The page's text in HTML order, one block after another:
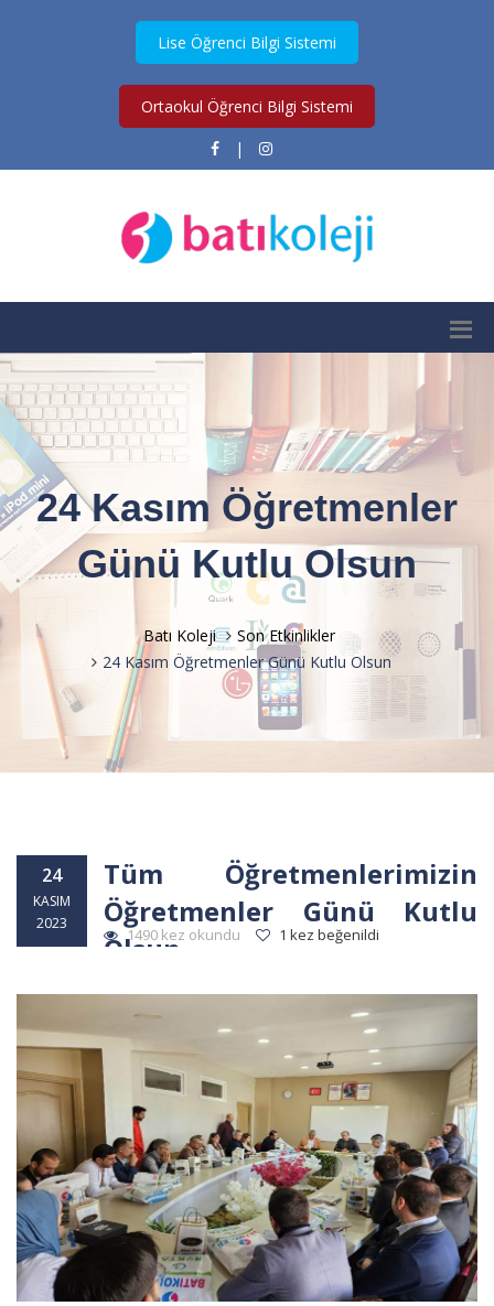
Lise Öğrenci Bilgi Sistemi
Ortaokul Öğrenci Bilgi Sistemi
|
24 Kasım Öğretmenler
Günü Kutlu Olsun
Batı Koleji
Son Etkinlikler
24 Kasım Öğretmenler Günü Kutlu Olsun
24
KASIM
2023
Tüm Öğretmenlerimizin
Öğretmenler Günü Kutlu
Olsun
1490 kez okundu 1 kez beğenildi